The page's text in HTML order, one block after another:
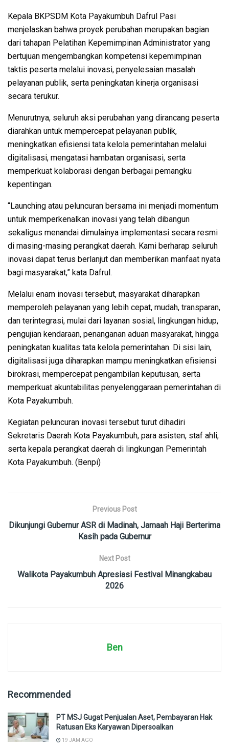
Kepala BKPSDM Kota Payakumbuh Dafrul Pasi
menjelaskan bahwa proyek perubahan merupakan bagian
dari tahapan Pelatihan Kepemimpinan Administrator yang
bertujuan mengembangkan kompetensi kepemimpinan
taktis peserta melalui inovasi, penyelesaian masalah
pelayanan publik, serta peningkatan kinerja organisasi
secara terukur.
Menurutnya, seluruh aksi perubahan yang dirancang peserta
diarahkan untuk mempercepat pelayanan publik,
meningkatkan efisiensi tata kelola pemerintahan melalui
digitalisasi, mengatasi hambatan organisasi, serta
memperkuat kolaborasi dengan berbagai pemangku
kepentingan.
“Launching atau peluncuran bersama ini menjadi momentum
untuk memperkenalkan inovasi yang telah dibangun
sekaligus menandai dimulainya implementasi secara resmi
di masing-masing perangkat daerah. Kami berharap seluruh
inovasi dapat terus berlanjut dan memberikan manfaat nyata
bagi masyarakat,” kata Dafrul.
Melalui enam inovasi tersebut, masyarakat diharapkan
memperoleh pelayanan yang lebih cepat, mudah, transparan,
dan terintegrasi, mulai dari layanan sosial, lingkungan hidup,
pengujian kendaraan, penanganan aduan masyarakat, hingga
peningkatan kualitas tata kelola pemerintahan. Di sisi lain,
digitalisasi juga diharapkan mampu meningkatkan efisiensi
birokrasi, mempercepat pengambilan keputusan, serta
memperkuat akuntabilitas penyelenggaraan pemerintahan di
Kota Payakumbuh.
Kegiatan peluncuran inovasi tersebut turut dihadiri
Sekretaris Daerah Kota Payakumbuh, para asisten, staf ahli,
serta kepala perangkat daerah di lingkungan Pemerintah
Kota Payakumbuh. (Benpi)
Previous Post
Dikunjungi Gubernur ASR di Madinah, Jamaah Haji Berterima
Kasih pada Gubernur
Next Post
Walikota Payakumbuh Apresiasi Festival Minangkabau
2026
Ben
Recommended
PT MSJ Gugat Penjualan Aset, Pembayaran Hak
Ratusan Eks Karyawan Dipersoalkan
19 JAM AGO